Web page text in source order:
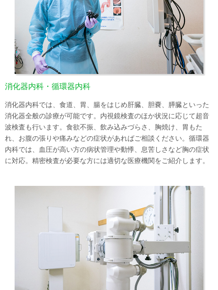
消化器内科・循環器内科
消化器内科では、食道、胃、腸をはじめ肝臓、胆嚢、膵臓といった
消化器全般の診療が可能です。内視鏡検査のほか状況に応じて超音
波検査も行います。食欲不振、飲み込みづらさ、胸焼け、胃もた
れ、お腹の張りや痛みなどの症状があればご相談ください。循環器
内科では、血圧が高い方の病状管理や動悸、息苦しさなど胸の症状
に対応。精密検査が必要な方には適切な医療機関をご紹介します。